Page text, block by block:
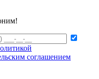
соглашением